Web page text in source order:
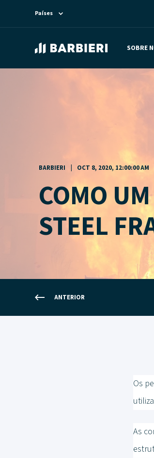
Países
SOBRE
BARBIERI OCT 8, 2020, 12:00:00 AM
COMO
STEEL
ANTERIOR
Os
As